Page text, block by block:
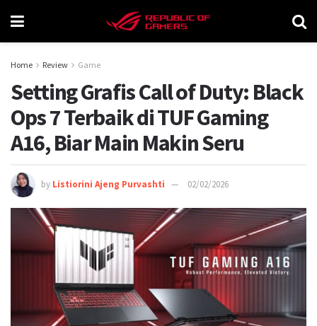
Home Review Game
Setting Grafis Call of Duty: Black
Ops 7 Terbaik di TUF Gaming
A16, Biar Main Makin Seru
by Listiorini Ajeng Purvashti 02/02/2026